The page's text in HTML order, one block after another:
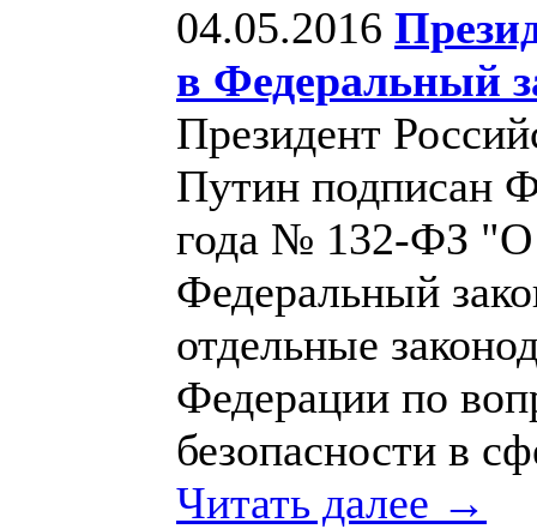
04.05.2016
в Федеральный
Президент
Путин подписан
года № 132-ФЗ "О
Федеральный
отдельные
Федерации по
безопасности в
Читать далее →